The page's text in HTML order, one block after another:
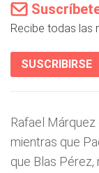
Recibe todas las
SUSCRIBIRSE
Rafael
mientras que
que Blas Pérez,